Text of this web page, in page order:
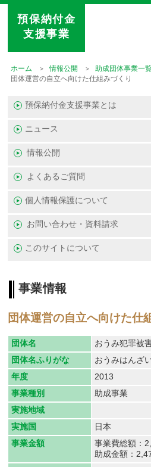
預保納付金
支援事業
ホーム 情報公開 助成団体事業一
団体運営の自立へ向けた仕組みづくり
預保納付金支援事業とは
ニュース
情報公開
よくあるご質問
個人情報保護について
お問い合わせ・資料請求
このサイトについて
事業情報
団体運営の自立へ向けた仕
団体名
おうみ犯罪被
団体名ふりがな
おうみはんざ
年度
2013
事業種別
助成事業
実施地域
実施国
日本
事業金額
事業費総額：
助成金額：